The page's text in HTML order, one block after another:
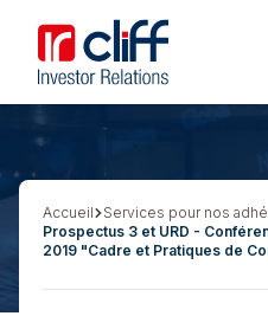
contenu
principal
Aller directement au
Fil
d'Ariane
Accueil Services pour nos
Prospectus 3 et URD -
2019 "Cadre et Pratiques de